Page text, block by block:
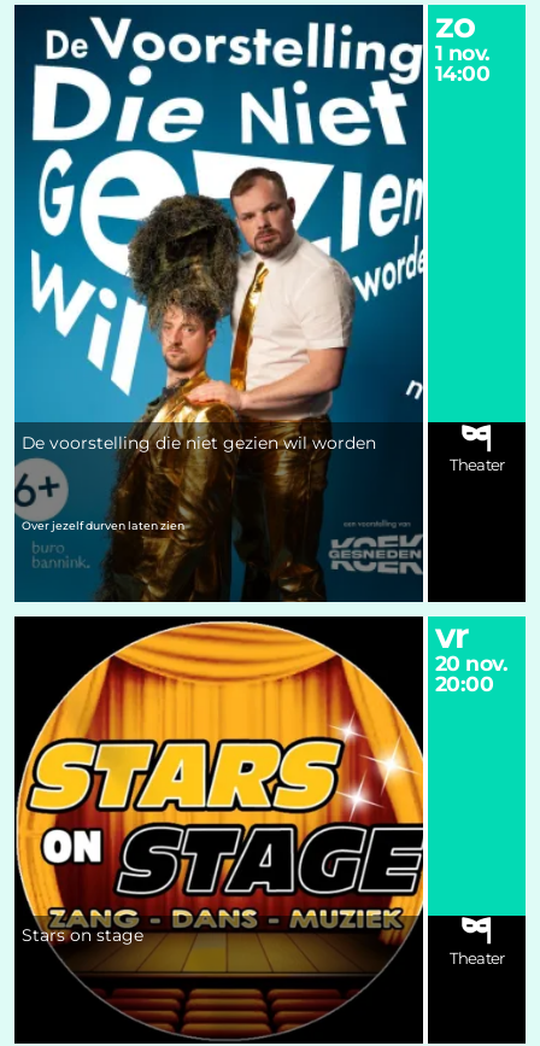
De voorstelling die niet gezien wil worden
Over jezelf durven laten zien
zo
1 nov.
14:00
Theater
Stars on stage
vr
20 nov.
20:00
Theater